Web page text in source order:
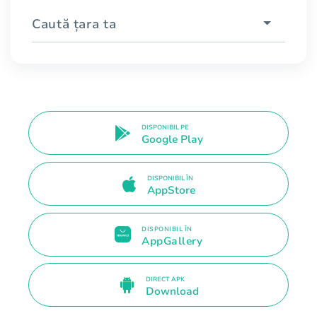
Caută țara ta
DISPONIBIL PE
Google Play
DISPONIBIL ÎN
AppStore
DISPONIBIL ÎN
AppGallery
DIRECT APK
Download